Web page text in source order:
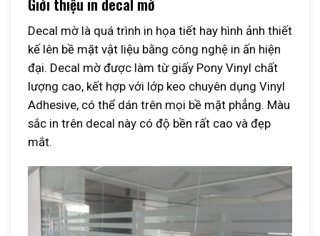
Giới thiệu in decal mờ
Decal mờ là quá trình in họa tiết hay hình ảnh thiết
kế lên bề mặt vật liệu bằng công nghệ in ấn hiện
đại. Decal mờ được làm từ giấy Pony Vinyl chất
lượng cao, kết hợp với lớp keo chuyên dụng Vinyl
Adhesive, có thể dán trên mọi bề mặt phẳng. Màu
sắc in trên decal này có độ bền rất cao và đẹp
mắt.